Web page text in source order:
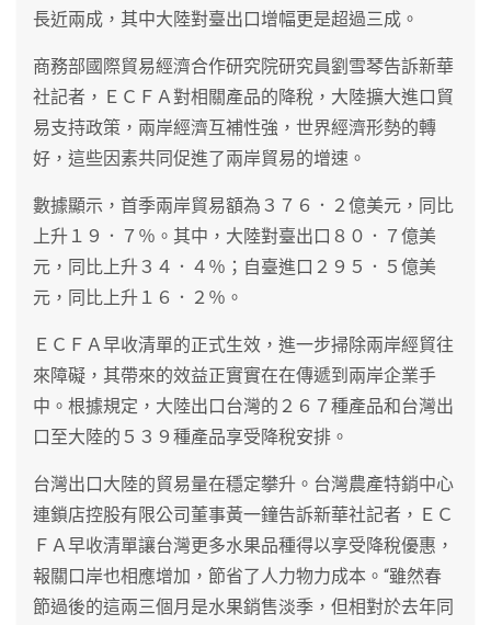
長近兩成，其中大陸對臺出口增幅更是超過三成。
商務部國際貿易經濟合作研究院研究員劉雪琴告訴新華
社記者，ＥＣＦＡ對相關產品的降稅，大陸擴大進口貿
易支持政策，兩岸經濟互補性強，世界經濟形勢的轉
好，這些因素共同促進了兩岸貿易的增速。
數據顯示，首季兩岸貿易額為３７６．２億美元，同比
上升１９．７％。其中，大陸對臺出口８０．７億美
元，同比上升３４．４％；自臺進口２９５．５億美
元，同比上升１６．２％。
ＥＣＦＡ早收清單的正式生效，進一步掃除兩岸經貿往
來障礙，其帶來的效益正實實在在傳遞到兩岸企業手
中。根據規定，大陸出口台灣的２６７種產品和台灣出
口至大陸的５３９種產品享受降稅安排。
台灣出口大陸的貿易量在穩定攀升。台灣農產特銷中心
連鎖店控股有限公司董事黃一鐘告訴新華社記者，ＥＣ
ＦＡ早收清單讓台灣更多水果品種得以享受降稅優惠，
報關口岸也相應增加，節省了人力物力成本。“雖然春
節過後的這兩三個月是水果銷售淡季，但相對於去年同